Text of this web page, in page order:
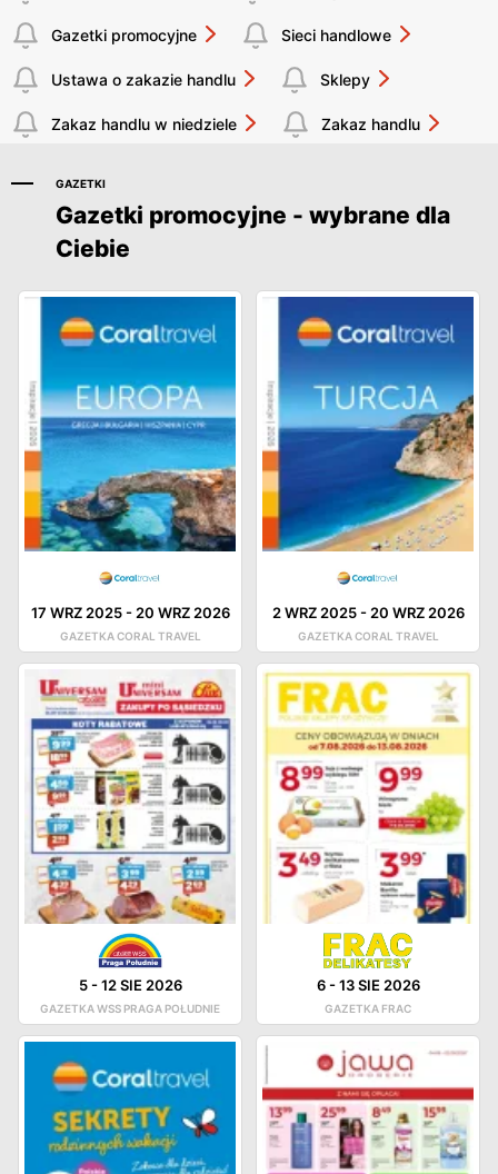
Gazetki promocyjne Sieci handlowe
Ustawa o zakazie handlu Sklepy
Zakaz handlu w niedziele Zakaz handlu
GAZETKI
Gazetki promocyjne - wybrane dla
Ciebie
17 WRZ 2025- 20 WRZ 2026
GAZETKA CORAL TRAVEL
2 WRZ 2025- 20 WRZ 2026
GAZETKA CORAL TRAVEL
5-12 SIE 2026
GAZETKA WSS PRAGA POŁUDNIE
6-13 SIE 2026
GAZETKA FRAC